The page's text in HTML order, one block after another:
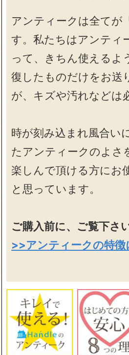
アンティークは全てが
す。私たちはアンティ
って、きちん使えるよ
復したものだけをお送
が、キズや汚れなどは
時が刻み込まれ風合い
たアンティークのよさ
楽しんで頂ける方にお
と思っています。
ご購入前に、ご覧下さ
>>アンティークの特徴